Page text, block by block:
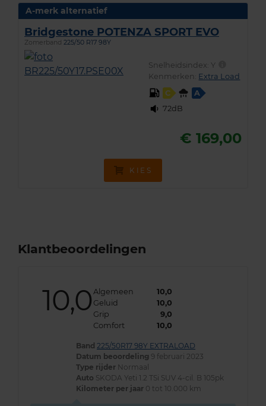
A-merk alternatief
Bridgestone POTENZA SPORT EVO
Zomerband 225/50 R17 98Y
Snelheidsindex: Y
Kenmerken: Extra Load
C
A
72dB
€ 169,00
KIES
Klantbeoordelingen
10,0 Algemeen
10,0
Geluid
10,0
Grip
9,0
Comfort
10,0
Band 225/50R17 98Y EXTRALOAD
Datum beoordeling 9 februari 2023
Type rijder Normaal
Auto SKODA Yeti 1.2 TSi SUV 4-cil. B 105pk
Kilometer per jaar 0 tot 10.000 km